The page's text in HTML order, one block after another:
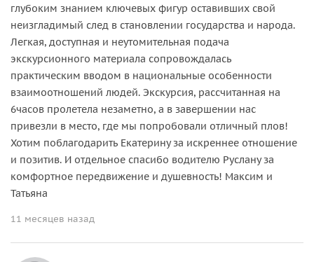
глубоким знанием ключевых фигур оставивших свой
неизгладимый след в становлении государства и народа.
Легкая, доступная и неутомительная подача
экскурсионного материала сопровождалась
практическим вводом в национальные особенности
взаимоотношений людей. Экскурсия, рассчитанная на
6часов пролетела незаметно, а в завершении нас
привезли в место, где мы попробовали отличный плов!
Хотим поблагодарить Екатерину за искреннее отношение
и позитив. И отдельное спасибо водителю Руслану за
комфортное передвижение и душевность! Максим и
Татьяна
11 месяцев назад